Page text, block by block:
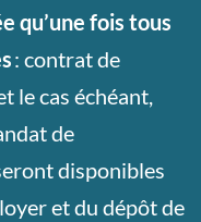
qu’une fois tous
: contrat de
le cas échéant,
de
disponibles
et du dépôt de